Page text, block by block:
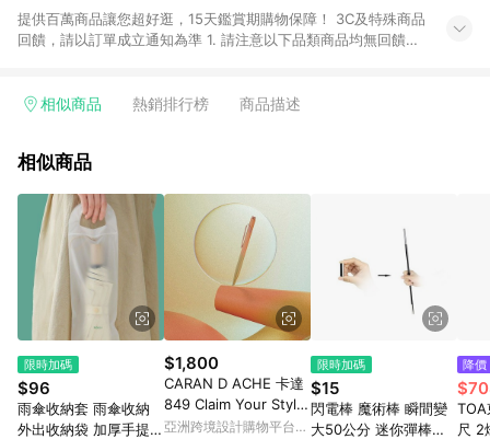
提供百萬商品讓您超好逛，15天鑑賞期購物保障！ 3C及特殊商品
回饋，請以訂單成立通知為準 1. 請注意以下品類商品均無回饋：
電玩/遊戲/相機/單眼/鏡頭/拍立得 [2024/6/1起適用] -內接硬
的購回饋活動享Yahoo超贈點回饋者 - 購物中心商店之商品：商
3. 訂單回饋金額將扣除運費/購物金/超贈點/福利金/紅利折抵/折
價券等虛擬貨幣折抵 4. 大宗採購或批發轉賣不具回饋資格： 如
有相關事證認定您為大宗採購、批發轉賣而非最終消費使用者，
相關認定以Yahoo購物中心之認定為準
相似商品 熱銷排行榜 商品描述
相似商品
限時加碼
$96
雨傘收納套 雨傘收納
外出收納袋 加厚手提溼
$1,800
CARAN D ACHE 卡達
849 Claim Your Style
V - 日光石粉 免費刻字
亞洲跨境設計購物平台
限時加碼
$15
閃電棒 魔術棒 瞬間變
大50公分 迷你彈棒魔
降價
TOA
尺 2